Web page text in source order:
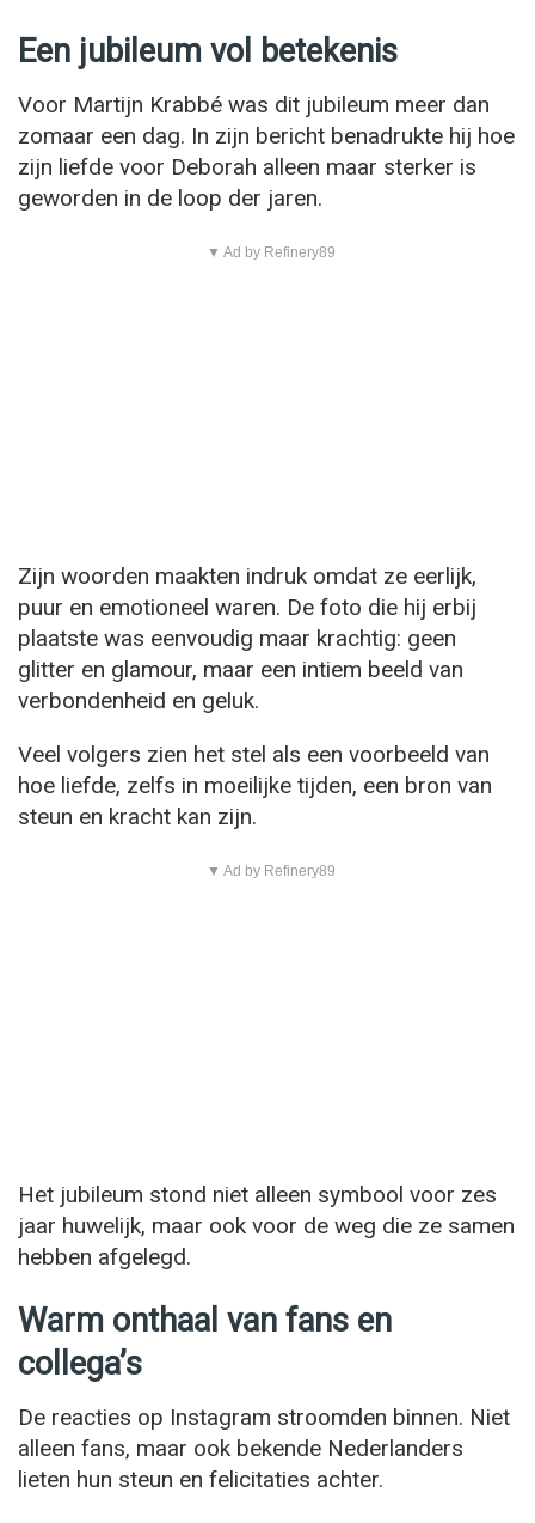
Een jubileum vol betekenis
Voor Martijn Krabbé was dit jubileum meer dan
zomaar een dag. In zijn bericht benadrukte hij hoe
zijn liefde voor Deborah alleen maar sterker is
geworden in de loop der jaren.
▼ Ad by Refinery89
Zijn woorden maakten indruk omdat ze eerlijk,
puur en emotioneel waren. De foto die hij erbij
plaatste was eenvoudig maar krachtig: geen
glitter en glamour, maar een intiem beeld van
verbondenheid en geluk.
Veel volgers zien het stel als een voorbeeld van
hoe liefde, zelfs in moeilijke tijden, een bron van
steun en kracht kan zijn.
▼ Ad by Refinery89
Het jubileum stond niet alleen symbool voor zes
jaar huwelijk, maar ook voor de weg die ze samen
hebben afgelegd.
Warm onthaal van fans en
collega’s
De reacties op Instagram stroomden binnen. Niet
alleen fans, maar ook bekende Nederlanders
lieten hun steun en felicitaties achter.